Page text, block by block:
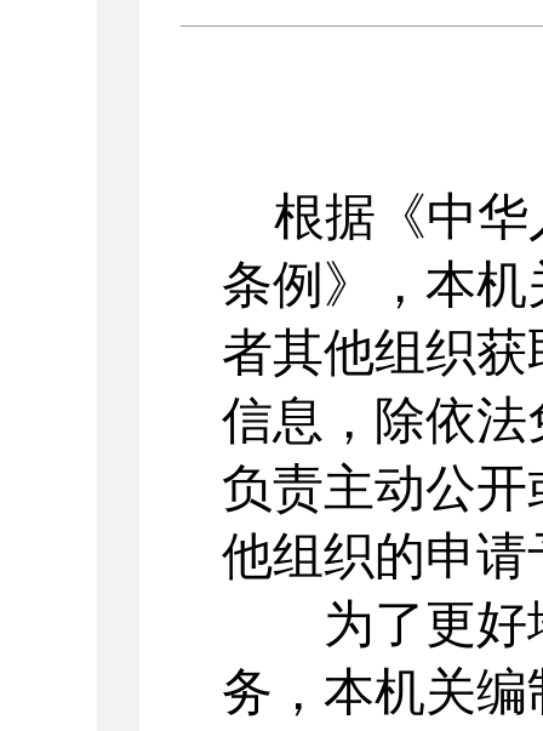
根据《中
条例》，本
者其他组织
信息，除依
负责主动公
他组织的申
为了更好
务，本机关编